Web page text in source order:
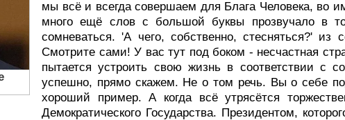
мы всё и всегда совершаем для Блага Человека, во
много ещё слов с большой буквы прозвучало в
сомневаться. 'А чего, собственно, стесняться?' из
Смотрите сами! У вас тут под боком - несчастная
пытается устроить свою жизнь в соответствии с
успешно, прямо скажем. Hе о том речь. Вы о себе
хороший пример. А когда всё утрясётся
Демократического Государства. Президентом,